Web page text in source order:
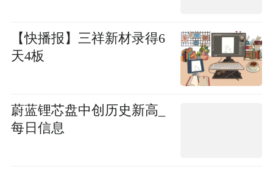
【快播报】三祥新材录得6
天4板
蔚蓝锂芯盘中创历史新高_
每日信息